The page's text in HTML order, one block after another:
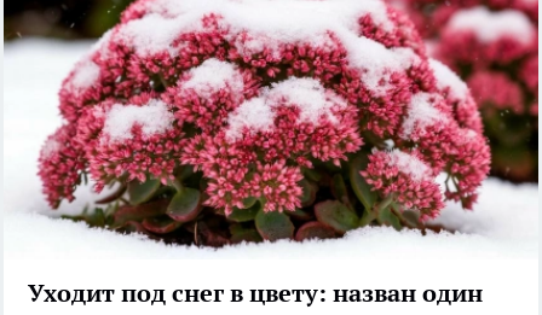
Уходит под снег в цвету: назван один